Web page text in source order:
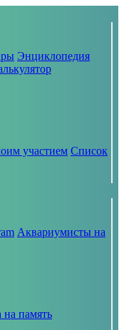
Энциклопедия
участием Список
Аквариумисты на
на память